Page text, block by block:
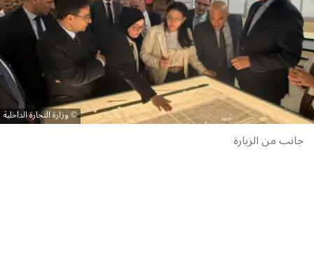
وزارة التجارة الداخلية
جانب من الزيارة